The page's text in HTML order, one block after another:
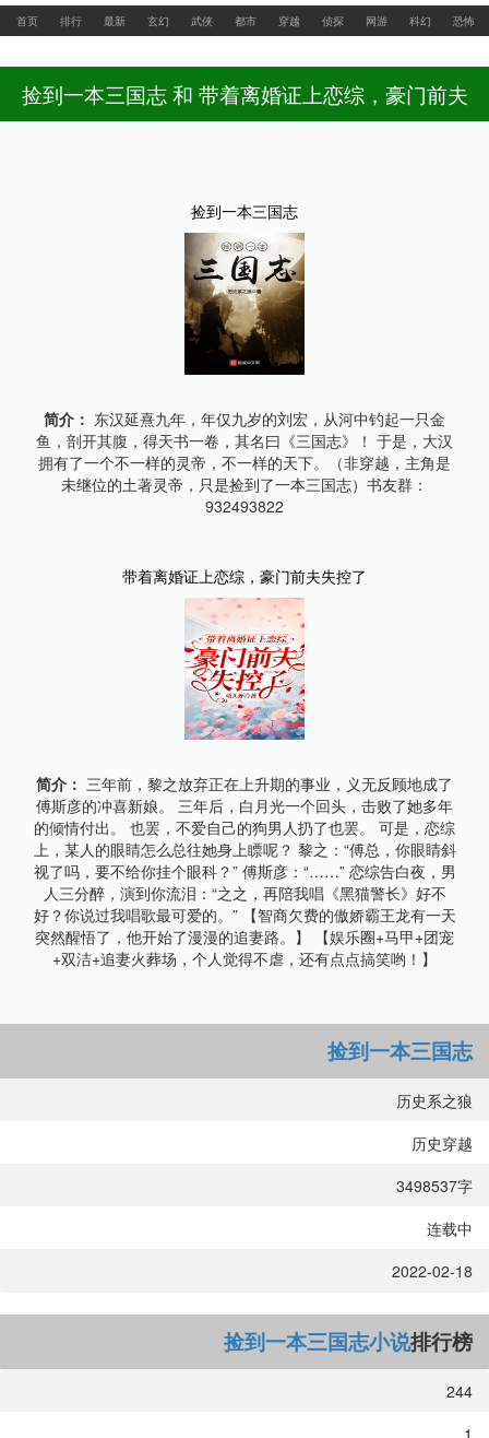
首页 排行 最新 玄幻 武侠 都市 穿越 侦探 网游 科幻 恐怖
最新网址：www.feishuwx.la
捡到一本三国志 和 带着离婚证上恋综，豪门前夫
捡到一本三国志
简介： 东汉延熹九年，年仅九岁的刘宏，从河中钓起一只金
鱼，剖开其腹，得天书一卷，其名曰《三国志》！ 于是，大汉
拥有了一个不一样的灵帝，不一样的天下。（非穿越，主角是
未继位的土著灵帝，只是捡到了一本三国志）书友群：
932493822
带着离婚证上恋综，豪门前夫失控了
简介： 三年前，黎之放弃正在上升期的事业，义无反顾地成了
傅斯彦的冲喜新娘。 三年后，白月光一个回头，击败了她多年
的倾情付出。 也罢，不爱自己的狗男人扔了也罢。 可是，恋综
上，某人的眼睛怎么总往她身上瞟呢？ 黎之：“傅总，你眼睛斜
视了吗，要不给你挂个眼科？” 傅斯彦：“……” 恋综告白夜，男
人三分醉，演到你流泪：“之之，再陪我唱《黑猫警长》好不
好？你说过我唱歌最可爱的。” 【智商欠费的傲娇霸王龙有一天
突然醒悟了，他开始了漫漫的追妻路。】 【娱乐圈+马甲+团宠
+双洁+追妻火葬场，个人觉得不虐，还有点点搞笑哟！】
捡到一本三国志
历史系之狼
历史穿越
3498537字
连载中
2022-02-18
捡到一本三国志小说排行榜
244
1